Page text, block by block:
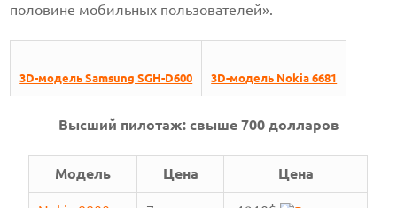
половине мобильных пользователей».
3D-модель Samsung SGH-D600 3D-модель Nokia 6681
Высший пилотаж: свыше 700 долларов
Модель Цена Цена